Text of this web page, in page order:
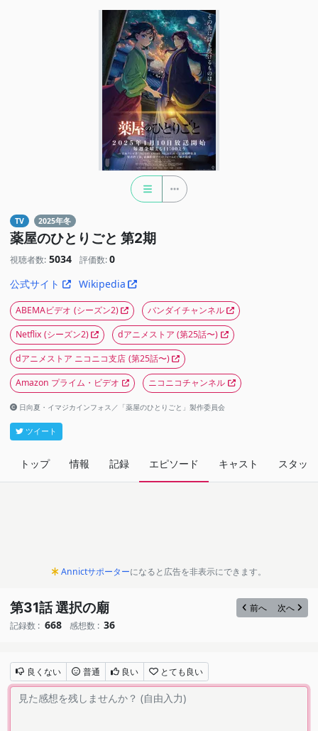
TV 2025年冬
薬屋のひとりごと 第2期
視聴者数: 5034 評価数: 0
公式サイト
Wikipedia
ABEMAビデオ (シーズン2)
バンダイチャンネル
Netflix (シーズン2) dアニメストア (第25話〜)
dアニメストア ニコニコ支店 (第25話〜)
Amazon プライム・ビデオ
ニコニコチャンネル
日向夏・イマジカインフォス／「薬屋のひとりごと」製作委員会
ツイート
トップ 情報 記録 エピソード キャスト スタッフ
Annictサポーターになると広告を非表示にできます。
第31話 選択の廟 前へ
次へ
記録数 : 668 感想数 : 36
良くない 普通 良い とても良い